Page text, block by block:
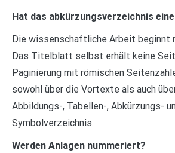
Hat das abkürzungsverzeichnis
Die wissenschaftliche Arbeit
Das Titelblatt selbst erhält keine
Paginierung mit römischen
sowohl über die Vortexte als auch
Abbildungs-, Tabellen-, Abkürzungs-
Symbolverzeichnis.
Werden Anlagen nummeriert?